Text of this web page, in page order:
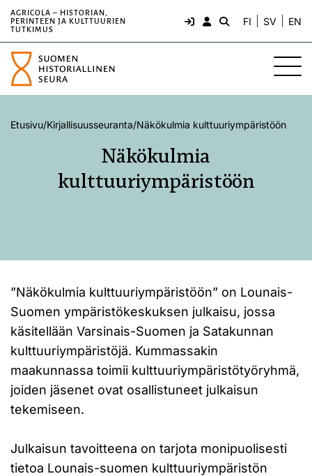
AGRICOLA – HISTORIAN,
PERINTEEN JA KULTTUURIEN
TUTKIMUS
FI SV EN
Etusivu/Kirjallisuusseuranta/Näkökulmia kulttuuriympäristöön
Näkökulmia
kulttuuriympäristöön
”Näkökulmia kulttuuriympäristöön” on Lounais-
Suomen ympäristökeskuksen julkaisu, jossa
käsitellään Varsinais-Suomen ja Satakunnan
kulttuuriympäristöjä. Kummassakin
maakunnassa toimii kulttuuriympäristötyöryhmä,
joiden jäsenet ovat osallistuneet julkaisun
tekemiseen.
Julkaisun tavoitteena on tarjota monipuolisesti
tietoa Lounais-suomen kulttuuriympäristön